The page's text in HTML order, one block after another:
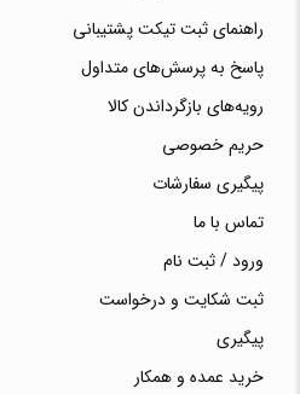
راهنمای ثبت تیکت پشتیبانی
پاسخ به پرسش‌های متداول
رویه‌های بازگرداندن کالا
حریم خصوصی
پیگیری سفارشات
تماس با ما
ورود / ثبت نام
ثبت شکایت و درخواست
پیگیری
خرید عمده و همکار